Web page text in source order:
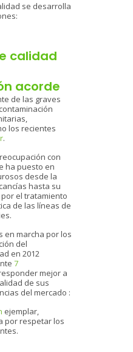
se desarrolla
calidad
acorde
de las graves
los recientes
.
con
ha puesto en
desde la
hasta su
el tratamiento
de las líneas de
en marcha por los
del
en 2012
7
mejor a
de sus
del mercado :
ejemplar,
por respetar los